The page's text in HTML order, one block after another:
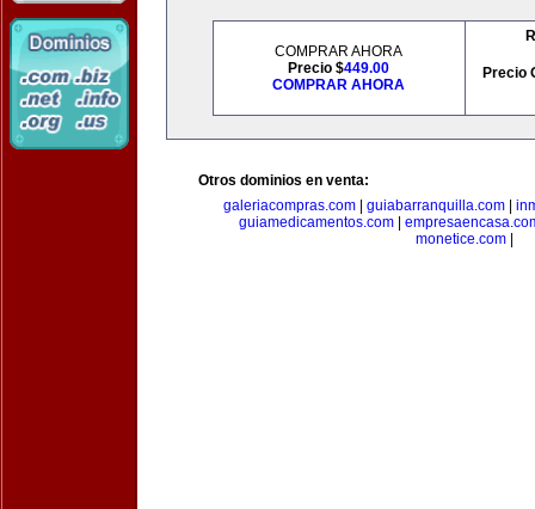
COMPRAR AHORA
Precio $449.00
COMPRAR AHORA
Precio
Otros dominios en venta:
galeriacompras.com
guiabarranquilla.com
guiamedicamentos.com|
monetice.com